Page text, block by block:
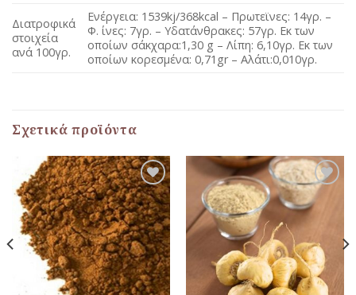
Διατροφικά
στοιχεία
ανά 100γρ.
Ενέργεια: 1539kj/368kcal – Πρωτεϊνες: 14γρ. –
Φ. ίνες: 7γρ. – Υδατάνθρακες: 57γρ. Εκ των
οποίων σάκχαρα:1,30 g – Λίπη: 6,10γρ. Εκ των
οποίων κορεσμένα: 0,71gr – Αλάτι:0,010γρ.
Σχετικά προϊόντα
Προσθήκη
στη Λίστα
Αγαπημένων
Προσθήκη
στη Λίστα
Αγαπημένων